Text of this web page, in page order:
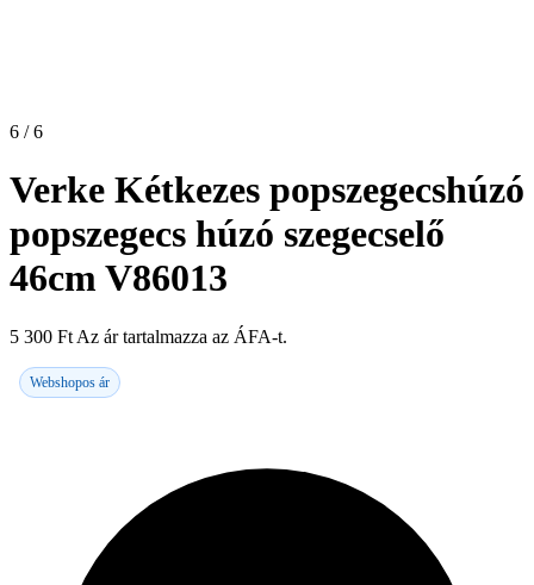
6 / 6
Verke Kétkezes popszegecshúzó
popszegecs húzó szegecselő
46cm V86013
5 300 Ft Az ár tartalmazza az ÁFA-t.
Webshopos ár